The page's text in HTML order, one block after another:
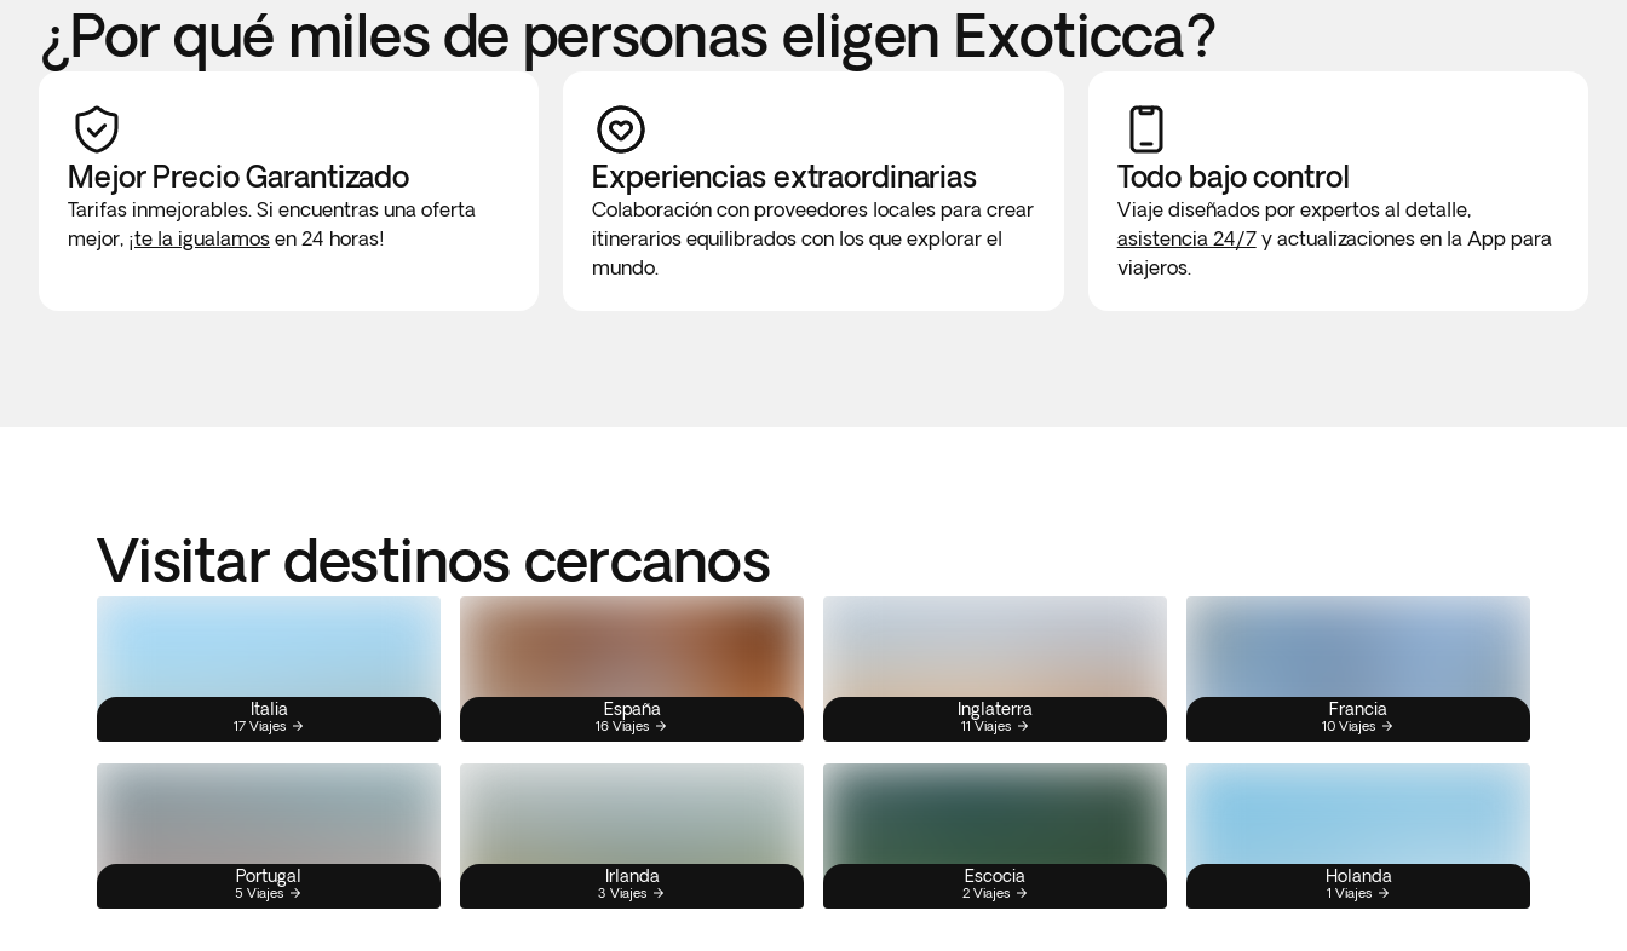
¿Por qué miles de personas eligen Exoticca?
Mejor Precio Garantizado
Tarifas inmejorables. Si encuentras una oferta
mejor, ¡te la igualamos en 24 horas!
Experiencias extraordinarias
Colaboración con proveedores locales para crear
itinerarios equilibrados con los que explorar el
mundo.
Todo bajo control
Viaje diseñados por expertos al detalle,
asistencia 24/7y actualizaciones en la App para
viajeros.
Visitar destinos cercanos
Italia
17 Viajes
España
16 Viajes
Inglaterra
11 Viajes
Francia
10 Viajes
Portugal
5 Viajes
Irlanda
3 Viajes
Escocia
2 Viajes
Holanda
1 Viajes